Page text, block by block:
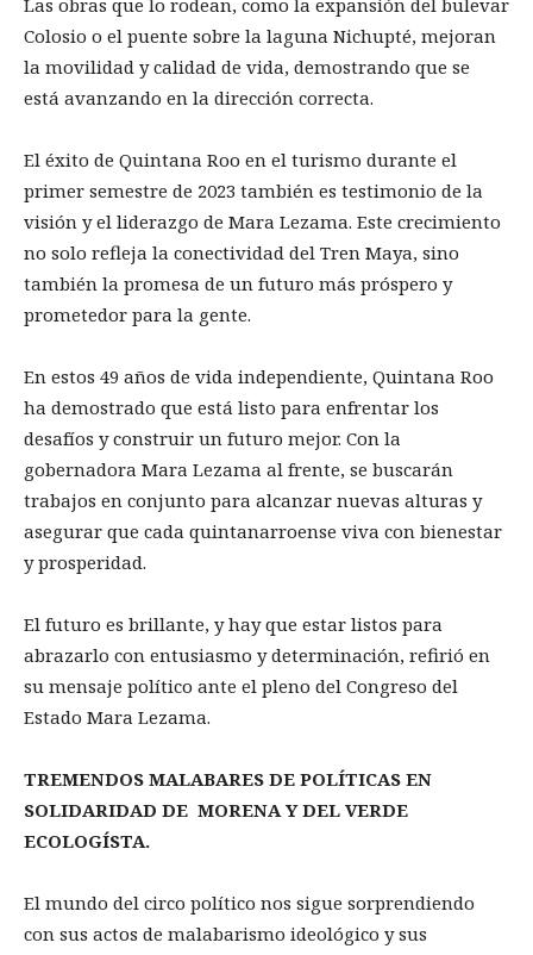
Colosio o el puente sobre la laguna Nichupté, mejoran
la movilidad y calidad de vida, demostrando que se
está avanzando en la dirección correcta.
El éxito de Quintana Roo en el turismo durante el
primer semestre de 2023 también es testimonio de la
visión y el liderazgo de Mara Lezama. Este crecimiento
no solo refleja la conectividad del Tren Maya, sino
también la promesa de un futuro más próspero y
prometedor para la gente.
En estos 49 años de vida independiente, Quintana Roo
ha demostrado que está listo para enfrentar los
desafíos y construir un futuro mejor. Con la
gobernadora Mara Lezama al frente, se buscarán
trabajos en conjunto para alcanzar nuevas alturas y
asegurar que cada quintanarroense viva con bienestar
y prosperidad.
El futuro es brillante, y hay que estar listos para
abrazarlo con entusiasmo y determinación, refirió en
su mensaje político ante el pleno del Congreso del
Estado Mara Lezama.
TREMENDOS MALABARES DE POLÍTICAS EN
SOLIDARIDAD DE MORENA Y DEL VERDE
ECOLOGÍSTA.
El mundo del circo político nos sigue sorprendiendo
con sus actos de malabarismo ideológico y sus